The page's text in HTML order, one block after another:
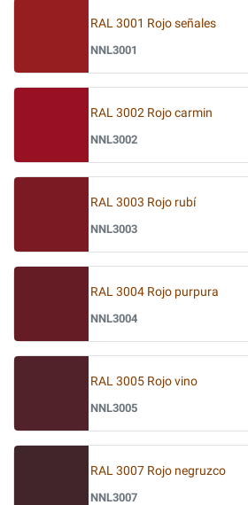
RAL 3001 Rojo señales
NNL3001
RAL 3002 Rojo carmin
NNL3002
RAL 3003 Rojo rubí
NNL3003
RAL 3004 Rojo purpura
NNL3004
RAL 3005 Rojo vino
NNL3005
RAL 3007 Rojo negruzco
NNL3007